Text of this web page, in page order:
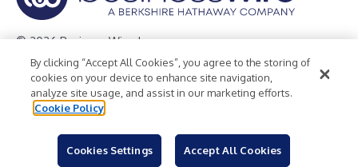
© 2026 Business Wire, Inc.
Privacy Policy Cookie Policy
Accessibility Statement
Terms of Use
Legal
By clicking “Accept All Cookies”, you agree to the storing of
cookies on your device to enhance site navigation,
analyze site usage, and assist in our marketing efforts.
Cookie Policy
Cookies Settings Accept All Cookies